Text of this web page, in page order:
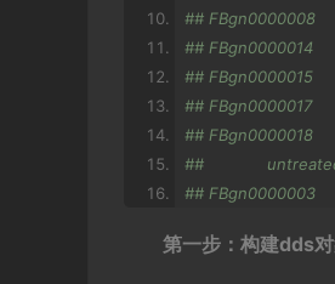
## FBgn0000008
## FBgn0000014
## FBgn0000015
## FBgn0000017
## FBgn0000018
##
## FBgn0000003
## FBgn0000014
第一步：构建dds